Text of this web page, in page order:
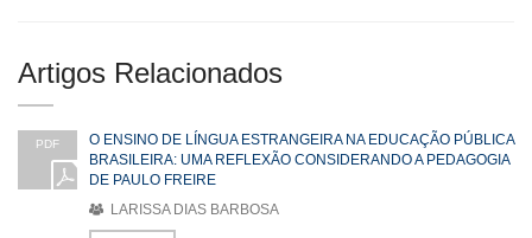
Artigos Relacionados
PDF
O ENSINO DE LÍNGUA ESTRANGEIRA NA EDUCAÇÃO PÚBLICA
BRASILEIRA: UMA REFLEXÃO CONSIDERANDO A PEDAGOGIA
DE PAULO FREIRE
LARISSA DIAS BARBOSA